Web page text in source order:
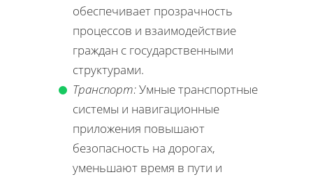
обеспечивает прозрачность
процессов и взаимодействие
граждан с государственными
структурами.
Транспорт:Умные транспортные
системы и навигационные
приложения повышают
безопасность на дорогах,
уменьшают время в пути и